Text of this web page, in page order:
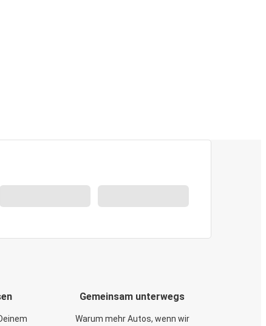
Gemeinsam unterwegs
Warum mehr Autos, wenn wir